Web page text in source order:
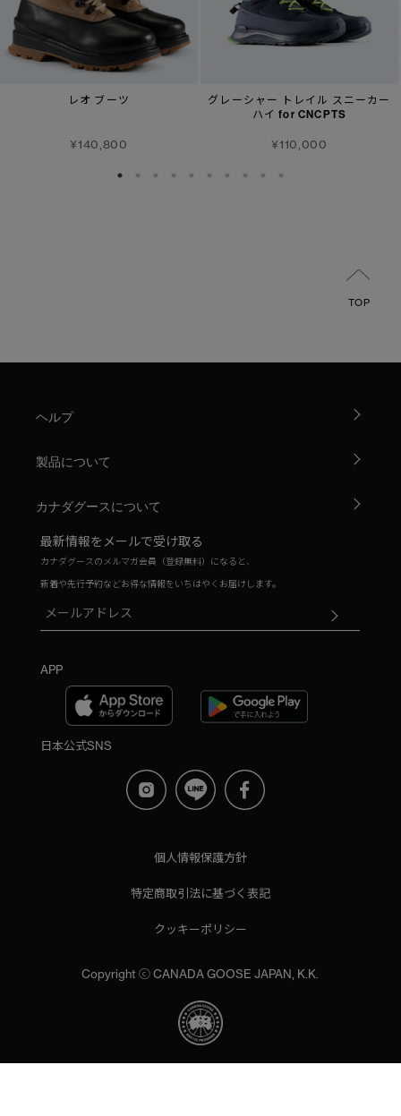
レオ ブーツ
¥140,800
グレーシャー トレイル スニーカー
ハイ for CNCPTS
¥110,000
TOP
ヘルプ
製品について
カナダグースについて
最新情報をメールで受け取る
カナダグースのメルマガ会員（登録無料）になると、
新着や先行予約などお得な情報をいちはやくお届けします。
APP
日本公式SNS
個人情報保護方針
特定商取引法に基づく表記
クッキーポリシー
Copyright ⓒ CANADA GOOSE JAPAN, K.K.